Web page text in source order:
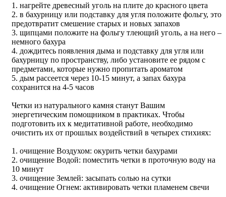
1. нагрейте древесный уголь на плите до красного цвета
2. в бахурницу или подставку для угля положите фольгу, это
предотвратит смешение старых и новых запахов
3. щипцами положите на фольгу тлеющий уголь, а на него –
немного бахура
4. дождитесь появления дыма и подставку для угля или
бахурницу по пространству, либо установите ее рядом с
предметами, которые нужно пропитать ароматом
5. дым рассеется через 10-15 минут, а запах бахура
сохранится на 4-5 часов
Четки из натурального камня станут Вашим
энергетическим помощником в практиках. Чтобы
подготовить их к медитативной работе, необходимо
очистить их от прошлых воздействий в четырех стихиях:
1. очищение Воздухом: окурить четки бахурами
2. очищение Водой: поместить четки в проточную воду на
10 минут
3. очищение Землей: засыпать солью на сутки
4. очищение Огнем: активировать четки пламенем свечи